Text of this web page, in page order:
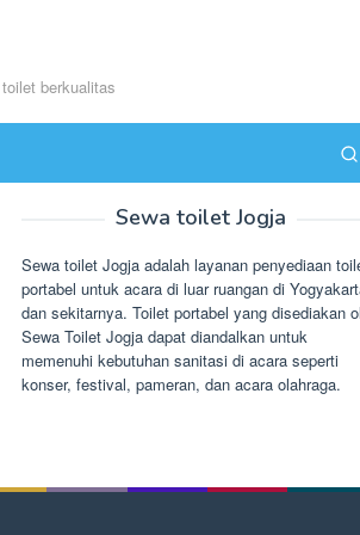
berkualitas
Sewa toilet Jogja
Sewa toilet Jogja adalah layanan penyediaan
portabel untuk acara di luar ruangan di
dan sekitarnya. Toilet portabel yang disediakan
Sewa Toilet Jogja dapat diandalkan untuk
memenuhi kebutuhan sanitasi di acara seperti
konser, festival, pameran, dan acara olahraga.